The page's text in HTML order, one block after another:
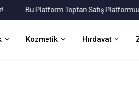
Bu Platform Toptan Satış Platformudur.
Kozmetik Hırdavat